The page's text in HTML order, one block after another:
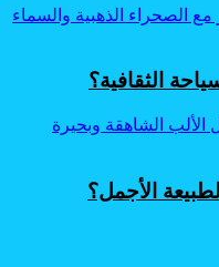
الثقافية؟
الأجمل؟